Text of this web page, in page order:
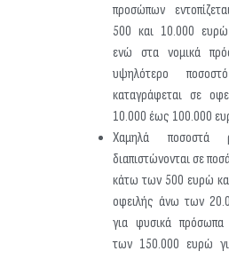
προσώπων
500 και 10.000
ενώ στα νομικά
υψηλότερο
καταγράφεται σε
10.000 έως 100.000
Χαμηλά ποσοστά
διαπιστώνονται σε
κάτω των 500 ευρώ
οφειλής άνω των
για φυσικά
των 150.000 ευρώ